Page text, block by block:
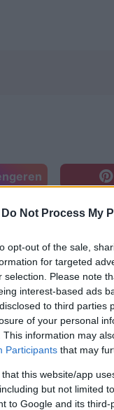
Do Not Process My
opt-out of the sale,
for targeted
selection. Please note
interest-based ads
to third parties
of your personal
This information may
Participants that may
that this website/app
but not limited
to Google and its
és a
fut
kommandózik
nagy része a
prózai és